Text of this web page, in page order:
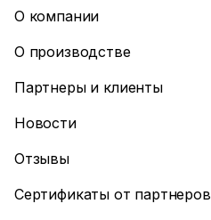
О компании
О производстве
Партнеры и клиенты
Новости
Отзывы
Сертификаты от партнеров